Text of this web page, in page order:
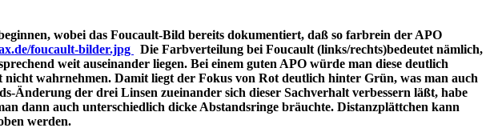
wobei das Foucault-Bild bereits dokumentiert, daß so farbrein der APO
foucault-bilder.jpg
Die Farbverteilung bei Foucault (links/rechts)bedeutet nämlich,
weit auseinander liegen. Bei einem guten APO würde man diese deutlich
wahrnehmen. Damit liegt der Fokus von Rot deutlich hinter Grün, was man auch
Änderung der drei Linsen zueinander sich dieser Sachverhalt verbessern läßt, habe
dann auch unterschiedlich dicke Abstandsringe bräuchte. Distanzplättchen kann
werden.